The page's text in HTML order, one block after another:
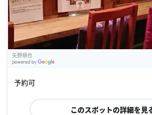
矢野順也
予約可
このスポットの詳細を見